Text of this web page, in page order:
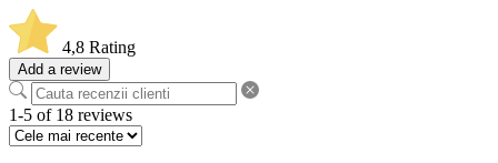
4,8 Rating
Add a review
1-5 of 18 reviews